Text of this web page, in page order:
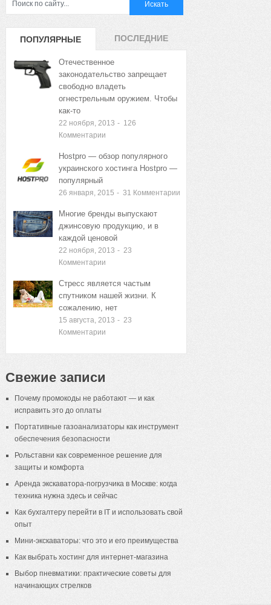
ПОПУЛЯРНЫЕ
ЗАПИСИ
ПОСЛЕДНИЕ
Отечественное
законодательство запрещает
свободно владеть
огнестрельным оружием. Чтобы
как-то
22 ноября, 2013 - 126
Комментарии
Hostpro — обзор популярного
украинского хостинга Hostpro —
популярный
26 января, 2015 - 31 Комментарии
Многие бренды выпускают
джинсовую продукцию, и в
каждой ценовой
22 ноября, 2013 - 23
Комментарии
Стресс является частым
спутником нашей жизни. К
сожалению, нет
15 августа, 2013 - 23
Комментарии
Свежие записи
Почему промокоды не работают — и как
исправить это до оплаты
Портативные газоанализаторы как инструмент
обеспечения безопасности
Рольставни как современное решение для
защиты и комфорта
Аренда экскаватора-погрузчика в Москве: когда
техника нужна здесь и сейчас
Как бухгалтеру перейти в IT и использовать свой
опыт
Мини-экскаваторы: что это и его преимущества
Как выбрать хостинг для интернет-магазина
Выбор пневматики: практические советы для
начинающих стрелков